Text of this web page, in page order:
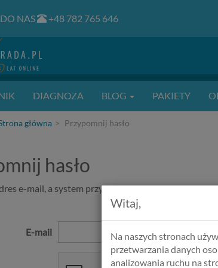
NAS +48 782 765 646
DIAGNOZA BLOG PAKIETY
główna Przypomnij hasło
hasło
e-mail, a system przyśle Ci nowe hasło.
E-mail
Witaj,
Na naszych stronach
przetwarzania danych
analizowania ruchu na